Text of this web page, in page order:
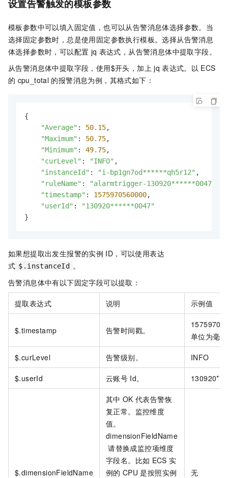
设置告警触发的模板参数
模板参数中可以填入固定值，也可以从告警消息体选择参数。当
选择固定参数时，总是使用固定参数执行模板。选择从告警消息
体选择参数时，可以配置 jq 表达式，从告警消息体中提取字段。
从告警消息体中提取字段，使用$开头，加上 jq 表达式。以 ECS
的 cpu_total 的报警消息为例，其格式如下：
{
"Average" : 50.15,
"Maximum" : 50.75,
"Minimum" : 49.75,
"curLevel" : "INFO" ,
"instanceId" : "i-bp1gn7od******qh5r12" ,
"ruleName" :
"alarmtrigger-130920******0047-
"timestamp" : 1575970560000,
"userId" :
"130920******0047"
}
如果想提取出发生报警的实例 ID，可以使用表达
式 $.instanceId
。
告警消息体中有以下固定字段可以提取：
提取表达式 说明 示例值
$.timestamp 告警时间戳。
单位为毫秒
$.curLevel 告警级别。 INFO
$.userId 云账号 Id。
$.dimensionFieldName
其中 OK 代表告警恢
复正常。监控维度
值。
dimensionFieldName
请替换成监控项维度
字段名。比如 ECS 实
例的 CPU 是按照实例
无